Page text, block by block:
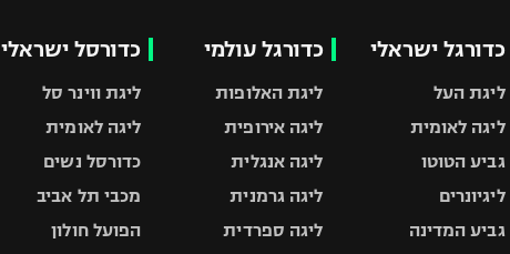
כדורגל ישראלי
ליגת העל
ליגה לאומית
גביע הטוטו
ליגיונרים
גביע המדינה
כדורגל עולמי
ליגת האלופות
ליגה אירופית
ליגה אנגלית
ליגה גרמנית
ליגה ספרדית
כדורסל ישראלי
ליגת ווינר סל
ליגה לאומית
כדורסל נשים
מכבי תל אביב
הפועל חולון